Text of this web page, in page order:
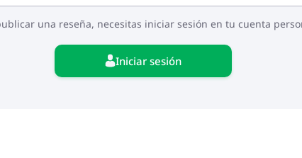
una reseña, necesitas iniciar sesión en tu cuenta
Iniciar sesión